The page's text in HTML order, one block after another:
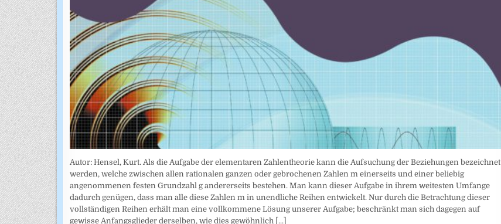
Autor: Hensel, Kurt. Als die Aufgabe der elementaren Zahlentheorie kann die Aufsuchung der Beziehungen bezeichnet
werden, welche zwischen allen rationalen ganzen oder gebrochenen Zahlen m einerseits und einer beliebig
angenommenen festen Grundzahl g andererseits bestehen. Man kann dieser Aufgabe in ihrem weitesten Umfange
dadurch genügen, dass man alle diese Zahlen m in unendliche Reihen entwickelt. Nur durch die Betrachtung dieser
vollständigen Reihen erhält man eine vollkommene Lösung unserer Aufgabe; beschränkt man sich dagegen auf
gewisse Anfangsglieder derselben, wie dies gewöhnlich [...]